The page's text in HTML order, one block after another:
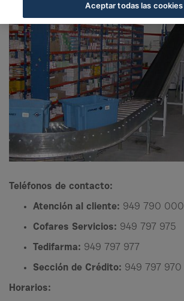
Teléfonos de contacto:
Atención al cliente: 949 790 000
Cofares Servicios: 949 797 975
Tedifarma: 949 797 977
Sección de Crédito: 949 797 970
Horarios:
Aceptar todas las cookies